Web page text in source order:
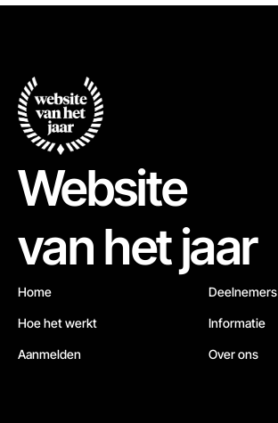
Website
van het jaar
Home
Hoe het werkt
Aanmelden
Deelnemers
Informatie
Over ons